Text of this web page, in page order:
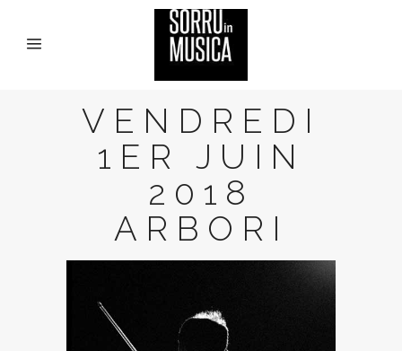
VENDREDI
1ER JUIN
2018
ARBORI